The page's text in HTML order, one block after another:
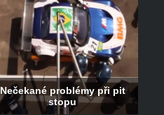
Nečekané problémy při pit
stopu